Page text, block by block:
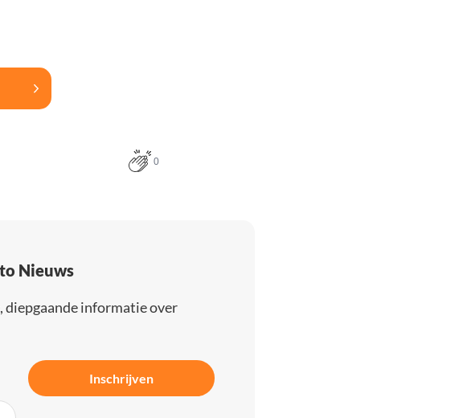
0
Nieuws
diepgaande informatie over
Inschrijven